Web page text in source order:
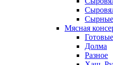
Сырные
Мясная
Долма
Разное